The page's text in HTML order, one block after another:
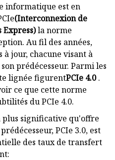
informatique est en
(Interconnexion de
la norme
Au fil des années,
à jour, chacune visant à
prédécesseur. Parmi les
lignée figurentPCIe 4.0.
ce que cette norme
du PCIe 4.0.
plus significative qu'offre
PCIe 3.0, est
des taux de transfert